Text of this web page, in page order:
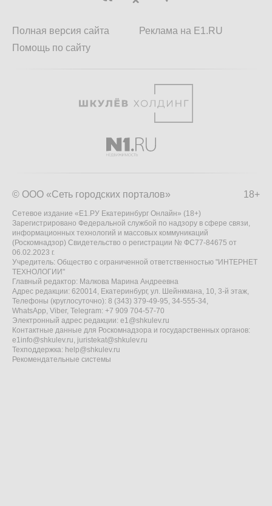
Полная версия сайта
Помощь по сайту
Реклама на E1.RU
18+
© ООО «Сеть городских порталов»
Сетевое издание «Е1.РУ Екатеринбург Онлайн» (18+)
Зарегистрировано Федеральной службой по надзору в сфере связи,
информационных технологий и массовых коммуникаций
(Роскомнадзор) Свидетельство о регистрации № ФС77-84675 от
06.02.2023 г.
Учредитель: Общество с ограниченной ответственностью "ИНТЕРНЕТ
ТЕХНОЛОГИИ"
Главный редактор: Малкова Марина Андреевна
Адрес редакции: 620014, Екатеринбург, ул. Шейнкмана, 10, 3-й этаж,
Телефоны (круглосуточно): 8 (343) 379-49-95, 34-555-34,
WhatsApp, Viber, Telegram: +7 909 704-57-70
Электронный адрес редакции: e1@shkulev.ru
Контактные данные для Роскомнадзора и государственных органов:
e1info@shkulev.ru, juristekat@shkulev.ru
Техподдержка: help@shkulev.ru
Рекомендательные системы